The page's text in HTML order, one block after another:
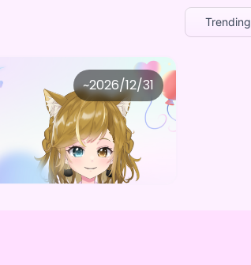
Trending
~2026/12/31
clouding avenue
あっがもんちゃんねる オリジナルデジタルBOX（全５種）
Purchase Here